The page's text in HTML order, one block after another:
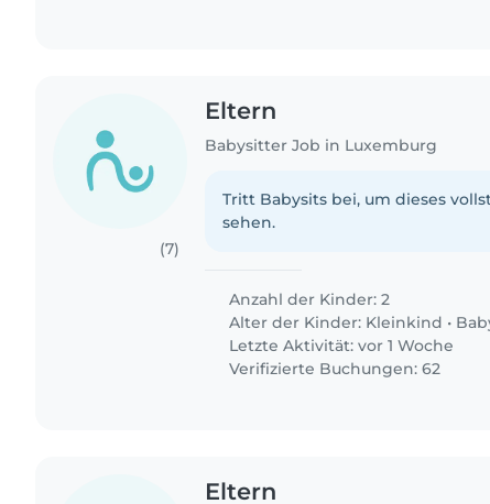
(7)
Eltern
Babysitter Job in Luxemburg
Tritt Babysits bei, um dieses
sehen.
Anzahl der Kinder: 2
Alter der Kinder: Kleinkind •
Letzte Aktivität: vor 1 Woche
Verifizierte Buchungen: 62
Eltern